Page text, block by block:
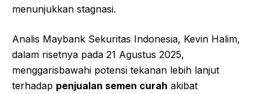
menunjukkan stagnasi.
Analis Maybank Sekuritas Indonesia, Kevin Halim,
dalam risetnya pada 21 Agustus 2025,
menggarisbawahi potensi tekanan lebih lanjut
terhadap penjualan semen curah akibat